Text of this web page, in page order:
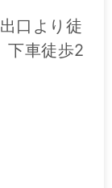
口より徒
下車徒歩2